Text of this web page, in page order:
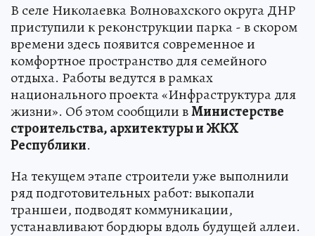
В селе Николаевка Волновахского округа ДНР
приступили к реконструкции парка - в скором
времени здесь появится современное и
комфортное пространство для семейного
отдыха. Работы ведутся в рамках
национального проекта «Инфраструктура для
жизни». Об этом сообщили вМинистерстве
строительства, архитектуры и ЖКХ
Республики.
На текущем этапе строители уже выполнили
ряд подготовительных работ: выкопали
траншеи, подводят коммуникации,
устанавливают бордюры вдоль будущей аллеи.